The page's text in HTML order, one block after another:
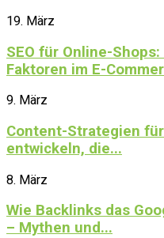
19. März
SEO für Online-
Faktoren im E-
9. März
Content-Strategien
entwickeln, die...
8. März
Wie Backlinks das
– Mythen und...